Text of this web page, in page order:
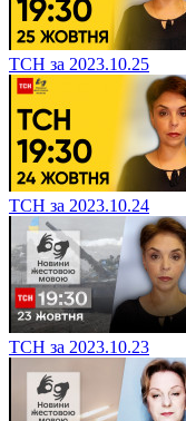
ТСН за 2023.10.25
ТСН за 2023.10.24
ТСН за 2023.10.23